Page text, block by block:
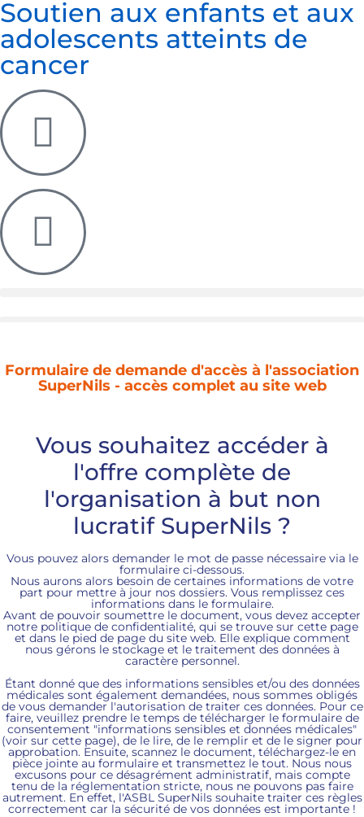
Soutien aux enfants et aux
adolescents atteints de
cancer
Formulaire de demande d'accès à l'association
SuperNils - accès complet au site web
Vous souhaitez accéder à
l'offre complète de
l'organisation à but non
lucratif SuperNils ?
Vous pouvez alors demander le mot de passe nécessaire via le
formulaire ci-dessous.
Nous aurons alors besoin de certaines informations de votre
part pour mettre à jour nos dossiers. Vous remplissez ces
informations dans le formulaire.
Avant de pouvoir soumettre le document, vous devez accepter
notre politique de confidentialité, qui se trouve sur cette page
et dans le pied de page du site web. Elle explique comment
nous gérons le stockage et le traitement des données à
caractère personnel.
Étant donné que des informations sensibles et/ou des données
médicales sont également demandées, nous sommes obligés
de vous demander l'autorisation de traiter ces données. Pour ce
faire, veuillez prendre le temps de télécharger le formulaire de
consentement "informations sensibles et données médicales"
(voir sur cette page), de le lire, de le remplir et de le signer pour
approbation. Ensuite, scannez le document, téléchargez-le en
pièce jointe au formulaire et transmettez le tout. Nous nous
excusons pour ce désagrément administratif, mais compte
tenu de la réglementation stricte, nous ne pouvons pas faire
autrement. En effet, l'ASBL SuperNils souhaite traiter ces règles
correctement car la sécurité de vos données est importante !